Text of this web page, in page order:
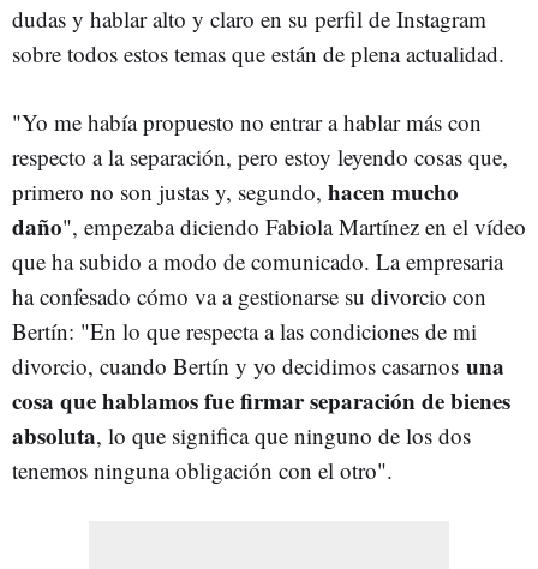
dudas y hablar alto y claro en su perfil de Instagram
sobre todos estos temas que están de plena actualidad.
"Yo me había propuesto no entrar a hablar más con
respecto a la separación, pero estoy leyendo cosas que,
primero no son justas y, segundo, hacen mucho
daño", empezaba diciendo Fabiola Martínez en el vídeo
que ha subido a modo de comunicado. La empresaria
ha confesado cómo va a gestionarse su divorcio con
Bertín: "En lo que respecta a las condiciones de mi
divorcio, cuando Bertín y yo decidimos casarnos una
cosa que hablamos fue firmar separación de bienes
absoluta, lo que significa que ninguno de los dos
tenemos ninguna obligación con el otro".